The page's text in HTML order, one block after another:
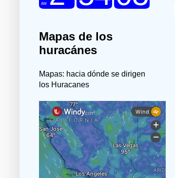
Mapas de los
huracánes
Mapas: hacia dónde se dirigen
los Huracanes